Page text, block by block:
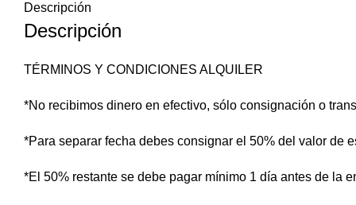
Descripción
Descripción
TÉRMINOS Y CONDICIONES ALQUILER
*No recibimos dinero en efectivo, sólo consignación o
*Para separar fecha debes consignar el 50% del valor de
*El 50% restante se debe pagar mínimo 1 día antes de la